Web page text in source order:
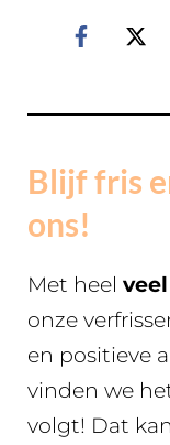
Blijf fris
ons!
Met heel
onze
en positieve
vinden we
volgt! Dat